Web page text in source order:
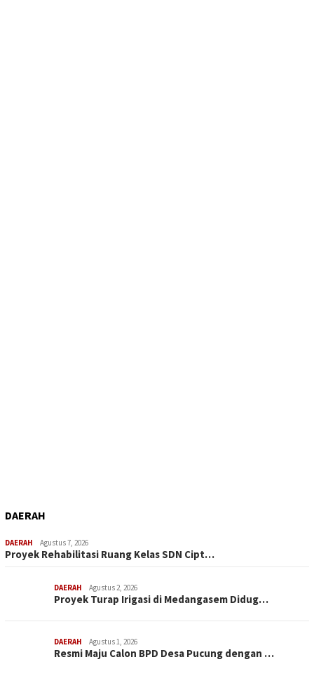
DAERAH
DAERAH Agustus 7, 2026
Proyek Rehabilitasi Ruang Kelas SDN Cipt…
DAERAH Agustus 2, 2026
Proyek Turap Irigasi di Medangasem Didug…
DAERAH Agustus 1, 2026
Resmi Maju Calon BPD Desa Pucung dengan …